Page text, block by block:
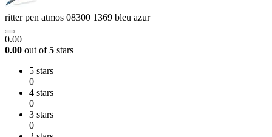
ritter pen atmos 08300 1369 bleu azur
0.00
0.00 out of5 stars
5 stars
0
4 stars
0
3 stars
0